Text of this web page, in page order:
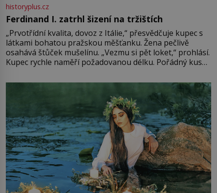
historyplus.cz
Ferdinand I. zatrhl šizení na tržištích
„Prvotřídní kvalita, dovoz z Itálie,“ přesvědčuje kupec s
látkami bohatou pražskou měšťanku. Žena pečlivě
osahává štůček mušelínu. „Vezmu si pět loket,“ prohlásí.
Kupec rychle naměří požadovanou délku. Pořádný kus
milostpaní. Stačí jenom na sukni,“ zhodnotí švadlena
množství růžového mušelínu. „Ošidili vás, podívejte.“
Vezme do ruky dřevěnou